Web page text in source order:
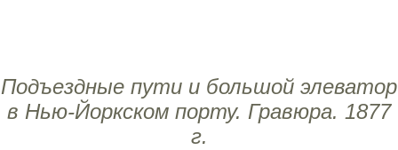
Подъездные пути и большой элеватор
в Нью-Йоркском порту. Гравюра. 1877
г.